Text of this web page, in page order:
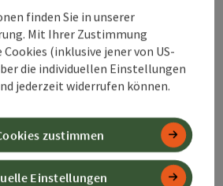
Änderung vorschlagen
finden Sie in unserer
Mit Ihrer Zustimmung
(inklusive jener von US-
die individuellen Einstellungen
jederzeit widerrufen können.
Einstellungen
zustimmen